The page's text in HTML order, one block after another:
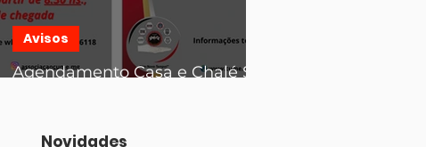
Agendamento Casa e Chalé São
Avisos
Novidades